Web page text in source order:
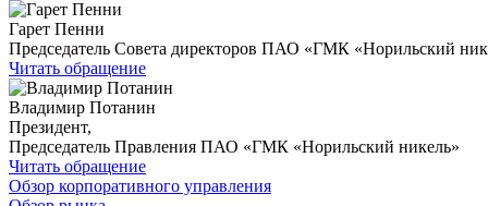
Гарет Пенни
Председатель Совета директоров ПАО «ГМК «Норильский
Читать обращение
Владимир Потанин
Президент,
Председатель Правления ПАО «ГМК «Норильский никель»
Читать обращение
Обзор корпоративного управления